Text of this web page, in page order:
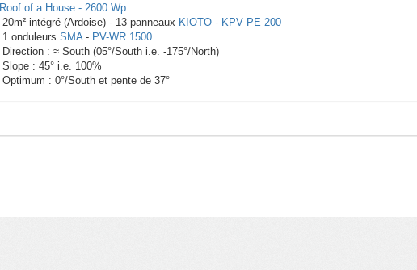
Roof of a House - 2600 Wp
20m² intégré (Ardoise) - 13 panneaux KIOTO - KPV PE 200
1 onduleurs SMA- PV-WR 1500
Direction : ≈ South (05°/South i.e. -175°/North)
Slope : 45° i.e. 100%
Optimum : 0°/South et pente de 37°